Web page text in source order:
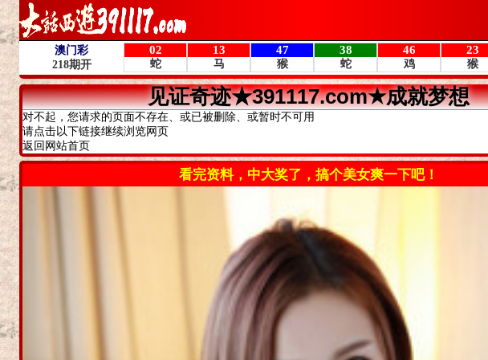
见证奇迹★391117.com★成就梦想
对不起，您请求的页面不存在、或已被删除、或暂时不可用
请点击以下链接继续浏览网页
返回网站首页
看完资料，中大奖了，搞个美女爽一下吧！